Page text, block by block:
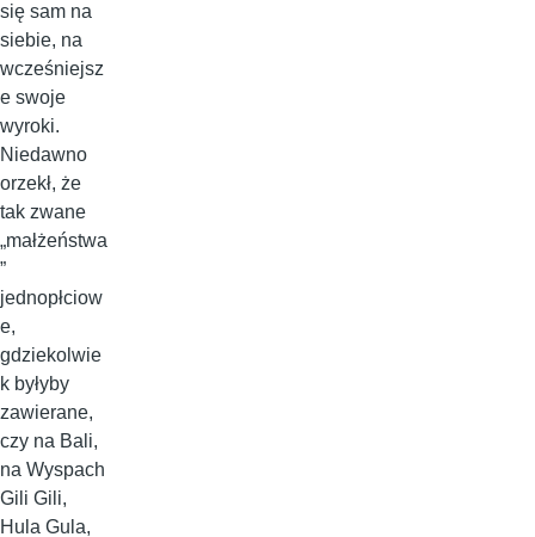
się sam na
siebie, na
wcześniejsz
e swoje
wyroki.
Niedawno
orzekł, że
tak zwane
„małżeństwa
”
jednopłciow
e,
gdziekolwie
k byłyby
zawierane,
czy na Bali,
na Wyspach
Gili Gili,
Hula Gula,